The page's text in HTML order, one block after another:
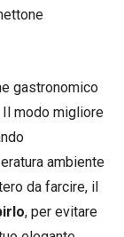
gastronomico
modo migliore
ambiente
da farcire, il
, per evitare